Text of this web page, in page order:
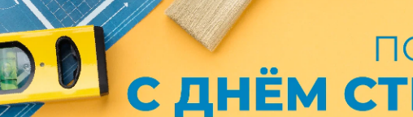
Горячие объекты
Глоссарий